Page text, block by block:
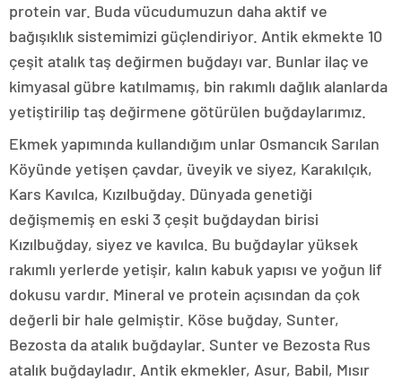
protein var. Buda vücudumuzun daha aktif ve
bağışıklık sistemimizi güçlendiriyor. Antik ekmekte 10
çeşit atalık taş değirmen buğdayı var. Bunlar ilaç ve
kimyasal gübre katılmamış, bin rakımlı dağlık alanlarda
yetiştirilip taş değirmene götürülen buğdaylarımız.
Ekmek yapımında kullandığım unlar Osmancık Sarılan
Köyünde yetişen çavdar, üveyik ve siyez, Karakılçık,
Kars Kavılca, Kızılbuğday. Dünyada genetiği
değişmemiş en eski 3 çeşit buğdaydan birisi
Kızılbuğday, siyez ve kavılca. Bu buğdaylar yüksek
rakımlı yerlerde yetişir, kalın kabuk yapısı ve yoğun lif
dokusu vardır. Mineral ve protein açısından da çok
değerli bir hale gelmiştir. Köse buğday, Sunter,
Bezosta da atalık buğdaylar. Sunter ve Bezosta Rus
atalık buğdayladır. Antik ekmekler, Asur, Babil, Mısır